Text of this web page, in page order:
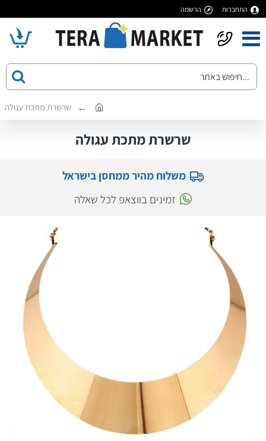
התחברות הרשמה
שרשרת מתכת עגולה
שרשרת מתכת עגולה
משלוח מהיר ממחסן בישראל
זמינים בווצאפ לכל שאלה